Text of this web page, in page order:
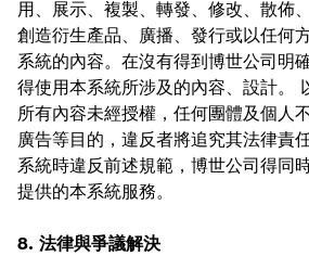
用、展示、複製、轉發、修改、散佈
創造衍生產品、廣播、發行或以任何
系統的內容。在沒有得到博世公司明
得使用本系統所涉及的內容、設計。
所有內容未經授權，任何團體及個人
廣告等目的，違反者將追究其法律責
系統時違反前述規範，博世公司得同
提供的本系統服務。
8. 法律與爭議解決